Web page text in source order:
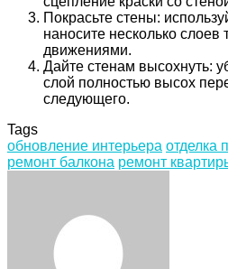
Покрасьте стены:
наносите несколько
движениями.
Дайте стенам высохнуть:
слой полностью высох
следующего.
Tags
обновление интерьера отделка
ремонт балкона ремонт